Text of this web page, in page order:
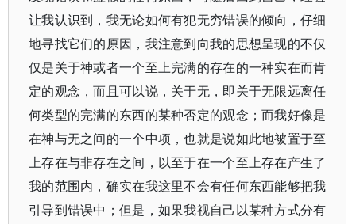
让我认识到，我无论如何有犯无穷错误的倾向，仔细
地寻找它们的原因，我注意到向我的思想呈现的不仅
仅是关于神或者一个至上完满的存在的一种实在而肯
定的观念，而且可以说，关于无，即关于无限远离任
何类型的完满的东西的某种否定的观念；而我好像是
在神与无之间的一个中项，也就是说如此地被置于至
上存在与非存在之间，以至于在一个至上存在产生了
我的范围内，确实在我这里不会有任何东西能够把我
引导到错误中；但是，如果我视自己以某种方式分有